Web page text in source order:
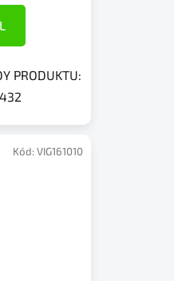
PRODUKTU:
Kód: VIG161010